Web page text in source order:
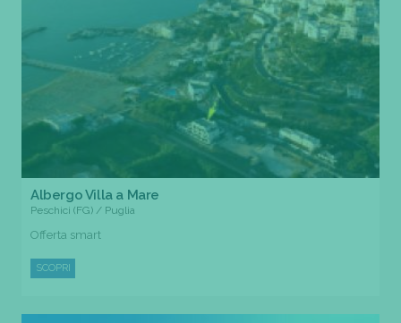
Albergo Villa a Mare
Peschici (FG) / Puglia
Offerta smart
SCOPRI